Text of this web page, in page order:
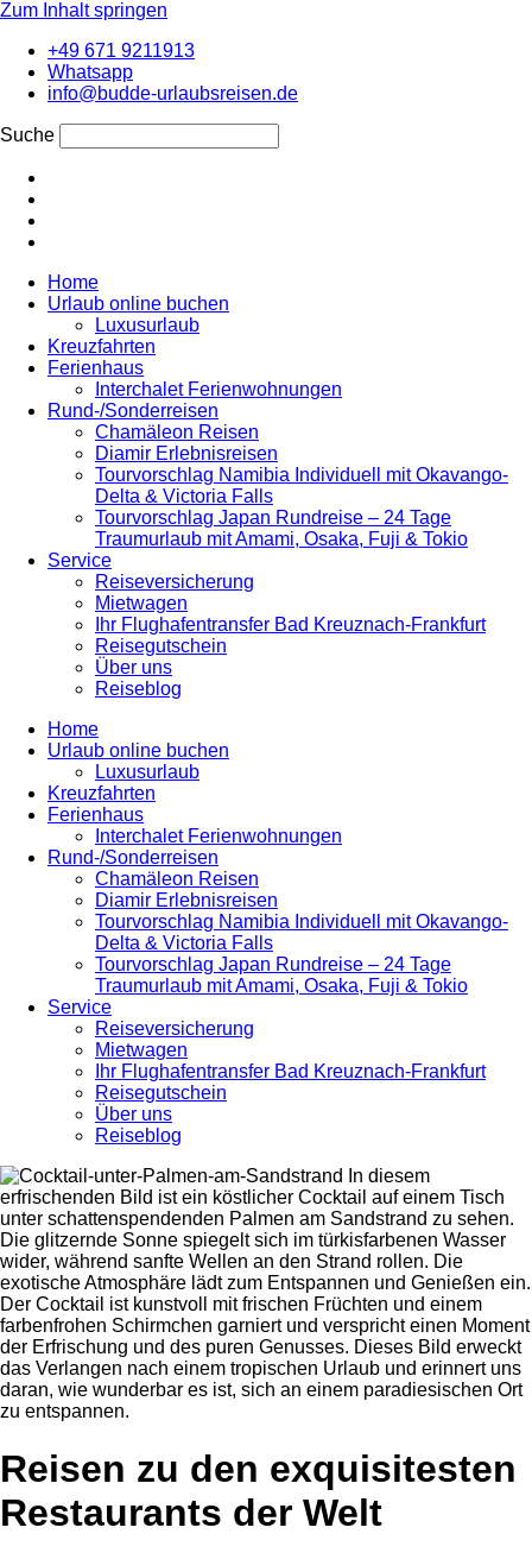
Zum Inhalt springen
+49 671 9211913
Whatsapp
info@budde-urlaubsreisen.de
Suche
Home
Urlaub online buchen
Luxusurlaub
Kreuzfahrten
Ferienhaus
Interchalet Ferienwohnungen
Rund-/Sonderreisen
Chamäleon Reisen
Diamir Erlebnisreisen
Tourvorschlag Namibia Individuell mit Okavango-
Delta & Victoria Falls
Tourvorschlag Japan Rundreise – 24 Tage
Traumurlaub mit Amami, Osaka, Fuji & Tokio
Service
Reiseversicherung
Mietwagen
Ihr Flughafentransfer Bad Kreuznach-Frankfurt
Reisegutschein
Über uns
Reiseblog
Home
Urlaub online buchen
Luxusurlaub
Kreuzfahrten
Ferienhaus
Interchalet Ferienwohnungen
Rund-/Sonderreisen
Chamäleon Reisen
Diamir Erlebnisreisen
Tourvorschlag Namibia Individuell mit Okavango-
Delta & Victoria Falls
Tourvorschlag Japan Rundreise – 24 Tage
Traumurlaub mit Amami, Osaka, Fuji & Tokio
Service
Reiseversicherung
Mietwagen
Ihr Flughafentransfer Bad Kreuznach-Frankfurt
Reisegutschein
Über uns
Reiseblog
Reisen zu den exquisitesten
Restaurants der Welt